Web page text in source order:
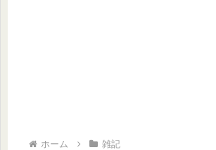
ホーム 雑記